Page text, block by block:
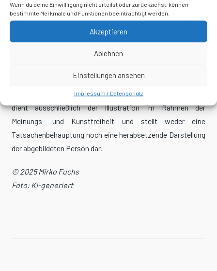
Wenn du deine Einwillligung nicht erteilst oder zurückziehst, können
bestimmte Merkmale und Funktionen beeinträchtigt werden.
Akzeptieren
Ablehnen
Einstellungen ansehen
Impressum / Datenschutz
Disclaimer:Dieser Artikel gibt meine persönliche Meinung
oder Vollständigkeit und stellt keine
sondern bewertet öffentlich zugängliche politische
Aussagen und Entwicklungen. Das beigefügte Bildmaterial
dient ausschließlich der Illustration im Rahmen der
Meinungs- und Kunstfreiheit und stellt weder eine
Tatsachenbehauptung noch eine herabsetzende Darstellung
der abgebildeten Person dar.
© 2025 Mirko Fuchs
Foto: KI-generiert